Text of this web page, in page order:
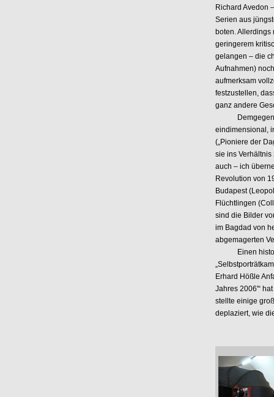
Richard Avedon
Serien aus
boten. Allerdings
geringerem
gelangen – die
Aufnahmen)
aufmerksam
festzustellen,
ganz andere
eindimensional,
(„Pioniere der
sie ins Verhältnis
auch – ich
Revolution von
Budapest
Flüchtlingen
sind die Bilder
im Bagdad von
abgemagerten
Einen
Erhard Hößle
Jahres 2006'“
stellte einige
deplaziert, wie